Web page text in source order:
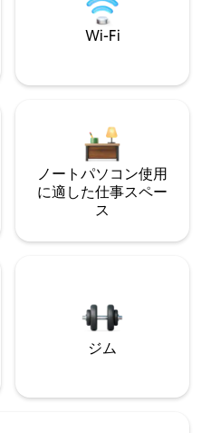
Wi-Fi
ノートパソコン使用
に適した仕事スペー
ス
ジム